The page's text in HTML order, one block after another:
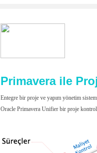
Primavera ile
Entegre bir proje ve yapım yönetim
Oracle Primavera Unifier bir proje kontrol